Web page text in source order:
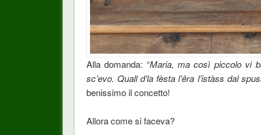
Alla domanda: “Maria, ma così piccolo vi
sc’evo. Quall d’la fèsta l’êra l’istàss dal
benissimo il concetto!
Allora come si faceva?